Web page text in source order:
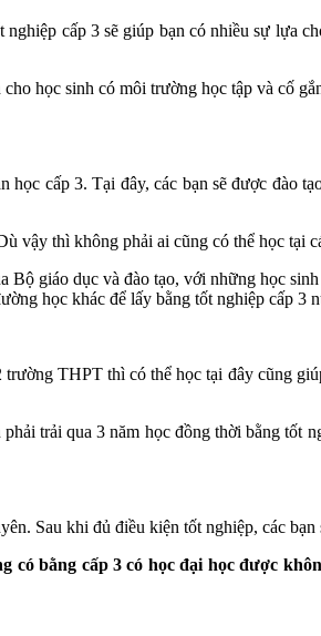
nghiệp cấp 3 sẽ giúp bạn có nhiều sự lựa
học sinh có môi trường học tập và cố
cấp 3. Tại đây, các bạn sẽ được
vậy thì không phải ai cũng có thể học tại
Bộ giáo dục và đào tạo, với những học
học khác để lấy bằng tốt nghiệp cấp 3
THPT thì có thể học tại đây cũng
trải qua 3 năm học đồng thời bằng
Sau khi đủ điều kiện tốt nghiệp, các
có bằng cấp 3 có học đại học được